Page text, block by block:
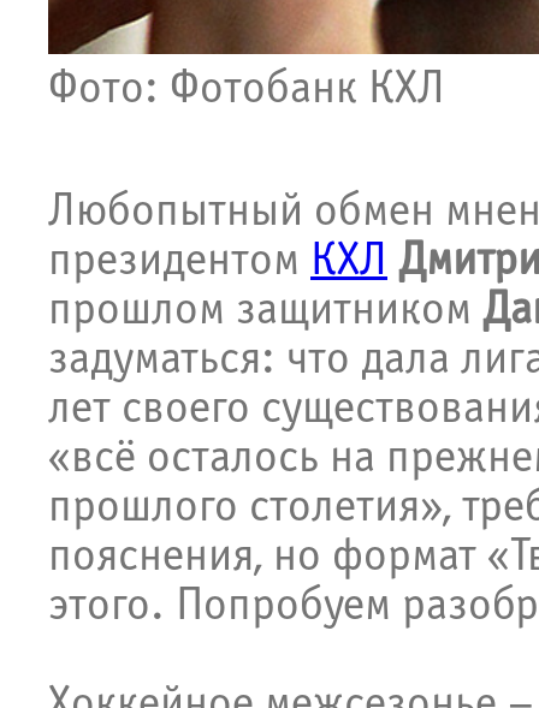
Фото: Фотобанк КХЛ
Любопытный обмен
президентом КХЛ
прошлом защитником
задуматься: что дала
лет своего
«всё осталось на
прошлого столетия»,
пояснения, но формат
этого. Попробуем